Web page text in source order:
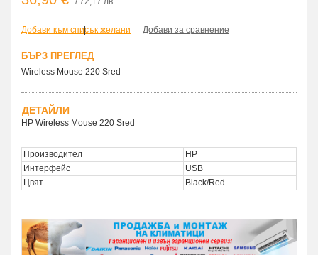
Добави към списък желани
| Добави за сравнение
БЪРЗ ПРЕГЛЕД
Wireless Mouse 220 Sred
ДЕТАЙЛИ
HP Wireless Mouse 220 Sred
Производител
HP
Интерфейс
USB
Цвят
Black/Red